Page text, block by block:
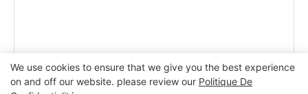
ENVOYER UNE ENQUÊTE MAINTENANT
We use cookies to ensure that we give you the best experience
on and off our website. please review our Politique De